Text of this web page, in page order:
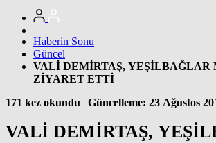
Haberin Sonu
Güncel
VALİ DEMİRTAŞ,
ZİYARET ETTİ
171 kez okundu | Güncelleme: 23 Ağustos
VALİ DEMİRTAŞ,